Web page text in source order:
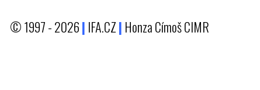
© 1997 - 2026| IFA.CZ| Honza Címoš CIMR